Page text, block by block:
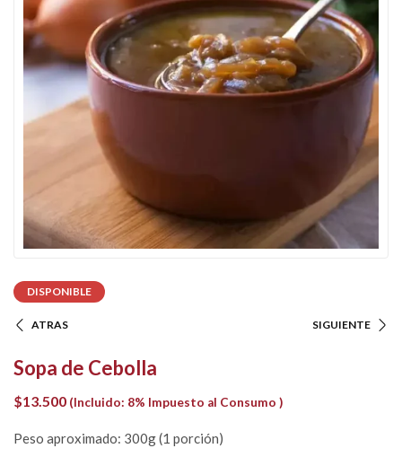
DISPONIBLE
ATRAS SIGUIENTE
Sopa de Cebolla
$13.500 (Incluido: 8% Impuesto al Consumo )
Peso aproximado: 300g (1 porción)